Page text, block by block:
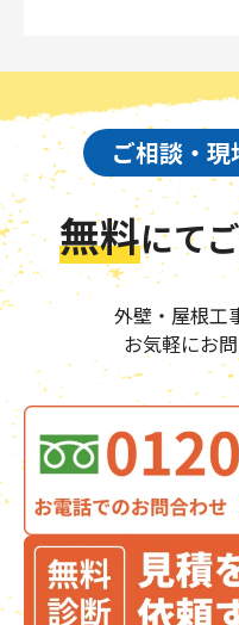
ご相談・
無料にて
外壁・屋根工
お気軽にお